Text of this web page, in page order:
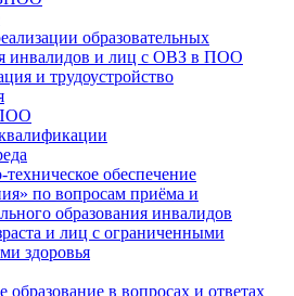
образовательных
инвалидов и лиц с ОВЗ в ПОО
и трудоустройство
обеспечение
по вопросам приёма и
образования инвалидов
и лиц с ограниченными
здоровья
в вопросах и ответах